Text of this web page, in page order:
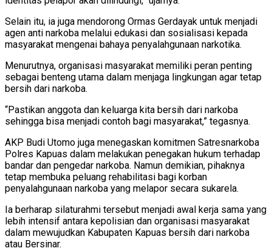
Selain itu, ia juga mendorong Ormas Gerdayak untuk menjadi
agen anti narkoba melalui edukasi dan sosialisasi kepada
masyarakat mengenai bahaya penyalahgunaan narkotika.
Menurutnya, organisasi masyarakat memiliki peran penting
sebagai benteng utama dalam menjaga lingkungan agar tetap
bersih dari narkoba.
“Pastikan anggota dan keluarga kita bersih dari narkoba
sehingga bisa menjadi contoh bagi masyarakat,” tegasnya.
AKP Budi Utomo juga menegaskan komitmen Satresnarkoba
Polres Kapuas dalam melakukan penegakan hukum terhadap
bandar dan pengedar narkoba. Namun demikian, pihaknya
tetap membuka peluang rehabilitasi bagi korban
penyalahgunaan narkoba yang melapor secara sukarela.
Ia berharap silaturahmi tersebut menjadi awal kerja sama yang
lebih intensif antara kepolisian dan organisasi masyarakat
dalam mewujudkan Kabupaten Kapuas bersih dari narkoba
atau Bersinar.